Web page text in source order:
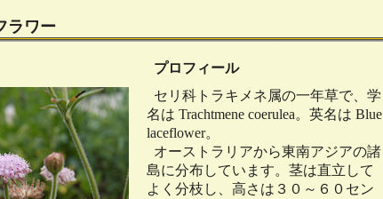
ラワー
プロフィール
セリ科トラキメネ属の一年草で、学
名は Trachtmene coerulea。英名は Blue
laceflower。
オーストラリアから東南アジアの諸
島に分布しています。茎は直立して
よく分枝し、高さは３０～６０セン